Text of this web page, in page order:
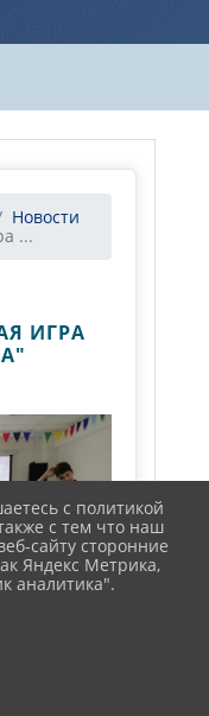
Новости
...
ИГРА
с политикой
с тем что наш
сайту сторонние
Яндекс Метрика,
аналитика".